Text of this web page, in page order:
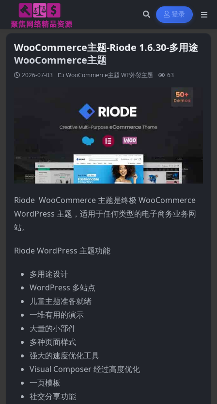
登录
WooCommerce主题-Riode 1.6.30-多用途
WooCommerce主题
2026-07-03 WooCommerce主题 WP外贸主题 63
Riode WooCommerce 主题是终极 WooCommerce
WordPress 主题，适用于任何类型的电子商务业务网
站。
Riode WordPress 主题功能
多用途设计
WordPress 多站点
儿童主题准备就绪
一堆有用的演示
大量的小部件
多种页面样式
强大的速度优化工具
Visual Composer 经过高度优化
一页模板
社交分享功能